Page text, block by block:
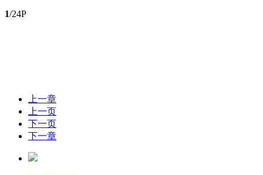
1/24P
上一章
上一页
下一页
下一章